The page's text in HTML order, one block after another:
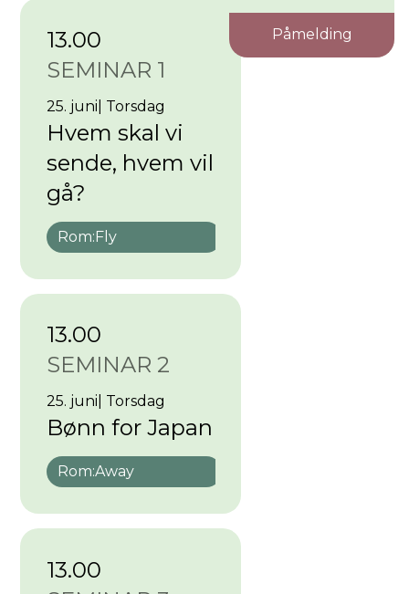
13.00
SEMINAR 1
25. juni Torsdag
Hvem skal vi
sende, hvem vil
gå?
Rom:Fly
13.00
SEMINAR 2
25. juni Torsdag
Bønn for Japan
Rom:Away
13.00
Påmelding